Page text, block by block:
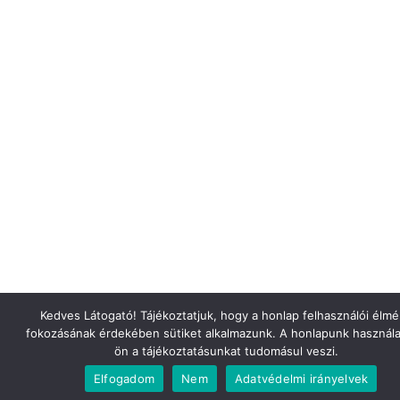
Kedves Látogató! Tájékoztatjuk, hogy a honlap felhasználói
fokozásának érdekében sütiket alkalmazunk. A honlapunk
ön a tájékoztatásunkat tudomásul veszi.
Elfogadom
Nem Adatvédelmi irányelvek